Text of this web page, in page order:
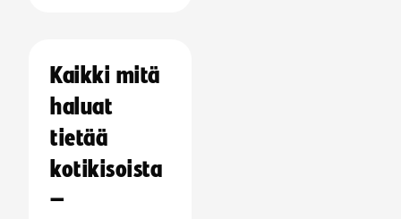
Kaikki mitä
haluat
tietää
kotikisoista
–